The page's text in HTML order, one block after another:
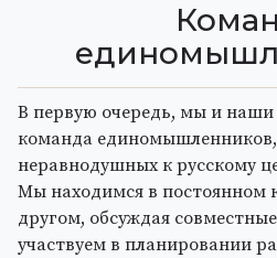
В первую очередь, мы и
команда
неравнодушных к русскому
Мы находимся в постоянном
другом, обсуждая
участвуем в планировании